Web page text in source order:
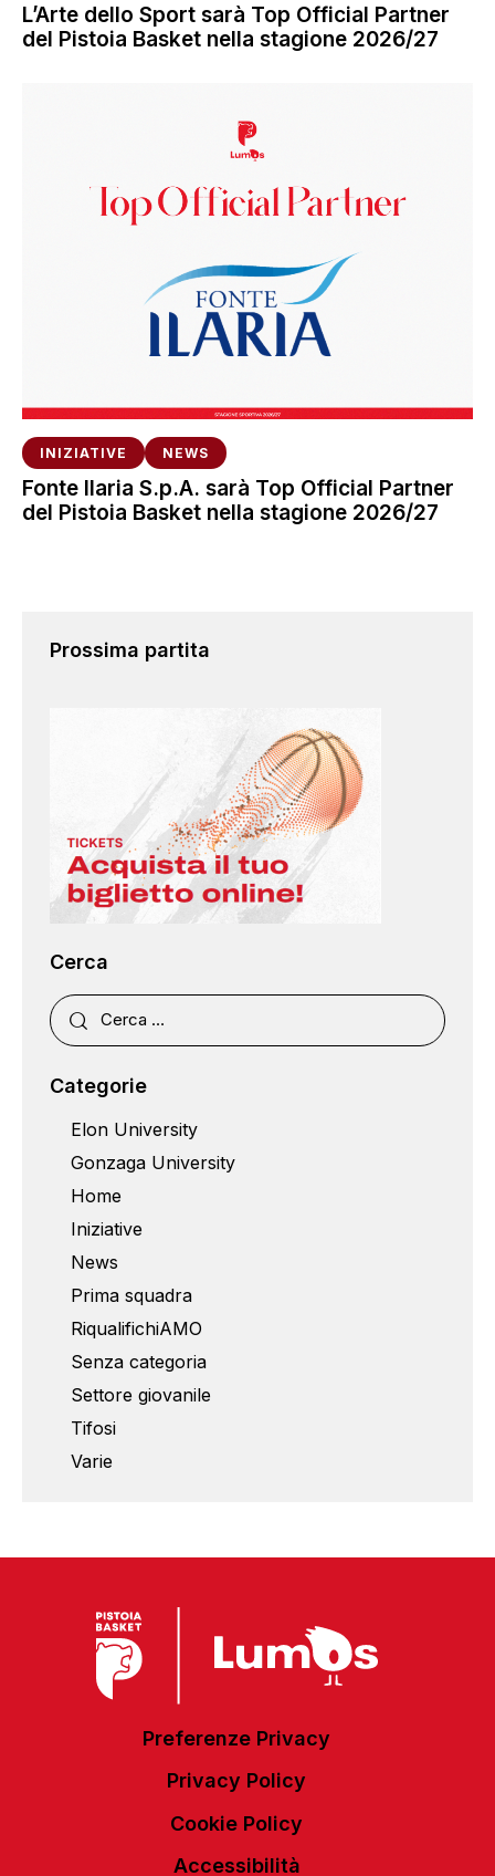
L’Arte dello Sport sarà Top Official Partner
del Pistoia Basket nella stagione 2026/27
INIZIATIVE NEWS
Fonte Ilaria S.p.A. sarà Top Official Partner
del Pistoia Basket nella stagione 2026/27
Prossima partita
Cerca
Categorie
Elon University
Gonzaga University
Home
Iniziative
News
Prima squadra
RiqualifichiAMO
Senza categoria
Settore giovanile
Tifosi
Varie
Preferenze Privacy
Privacy Policy
Cookie Policy
Accessibilità